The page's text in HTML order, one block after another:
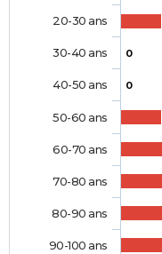
0
0
20-30 ans
30-40 ans
40-50 ans
50-60 ans
60-70 ans
70-80 ans
80-90 ans
90-100 ans